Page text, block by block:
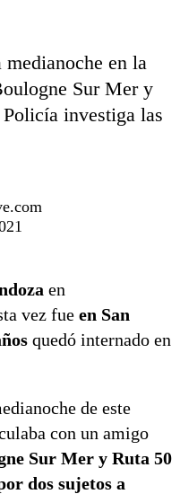
en la
Sur Mer y
investiga las
en
vez fue en San
quedó internado en
de este
con un amigo
Sur Mer y Ruta 50
dos sujetos a